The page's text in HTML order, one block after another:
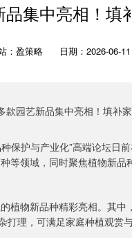
集中亮相！填
：盈策略 日期：2026-06-
保护与产业化”高端论坛日
等领域，同时聚焦植物新
植物新品种精彩亮相。其
打理，可满足家庭种植观